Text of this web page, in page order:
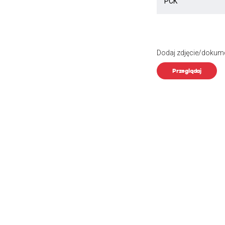
Dodaj zdjęcie/
Przeglądaj